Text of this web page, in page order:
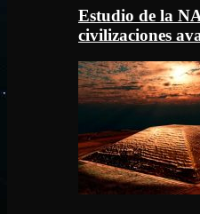
Estudio de la
civilizaciones